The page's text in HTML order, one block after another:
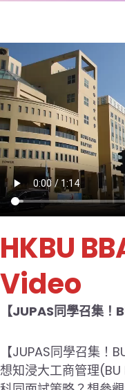
HKBU
Video
【JUPAS同學召集！
【JUPAS同學召集！
想知浸大工商管理